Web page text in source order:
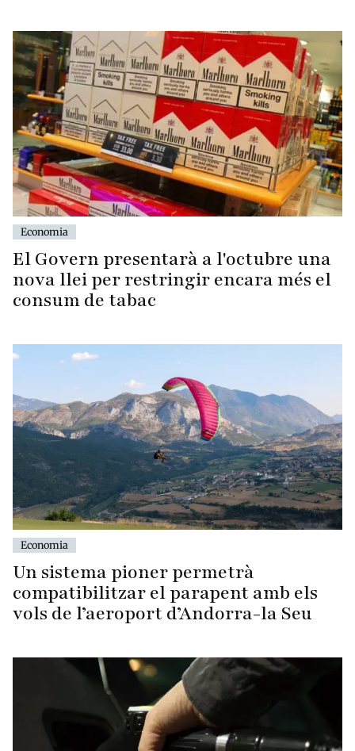
Economia
El Govern presentarà a l'octubre una
nova llei per restringir encara més el
consum de tabac
Economia
Un sistema pioner permetrà
compatibilitzar el parapent amb els
vols de l’aeroport d’Andorra-la Seu